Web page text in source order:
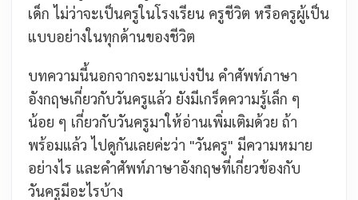
เด็ก ไม่ว่าจะเป็นครูในโรงเรียน ครูชีวิต หรือครูผู้เป็น
แบบอย่างในทุกด้านของชีวิต
บทความนี้นอกจากจะมาแบ่งปัน คำศัพท์ภาษา
อังกฤษเกี่ยวกับวันครูแล้ว ยังมีเกร็ดความรู้เล็ก ๆ
น้อย ๆ เกี่ยวกับวันครูมาให้อ่านเพิ่มเติมด้วย ถ้า
พร้อมแล้ว ไปดูกันเลยค่ะว่า "วันครู" มีความหมาย
อย่างไร และคำศัพท์ภาษาอังกฤษที่เกี่ยวข้องกับ
วันครูมีอะไรบ้าง